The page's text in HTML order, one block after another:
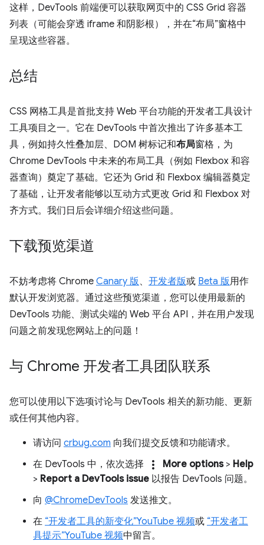
这样，DevTools 前端便可以获取网页中的 CSS Grid 容器
列表（可能会穿透 iframe 和阴影根），并在“布局”窗格中
呈现这些容器。
总结
CSS 网格工具是首批支持 Web 平台功能的开发者工具设计
工具项目之一。它在 DevTools 中首次推出了许多基本工
具，例如持久性叠加层、DOM 树标记和布局窗格，为
Chrome DevTools 中未来的布局工具（例如 Flexbox 和容
器查询）奠定了基础。它还为 Grid 和 Flexbox 编辑器奠定
了基础，让开发者能够以互动方式更改 Grid 和 Flexbox 对
齐方式。我们日后会详细介绍这些问题。
下载预览渠道
不妨考虑将 Chrome Canary 版、 开发者版或 Beta 版用作
默认开发浏览器。通过这些预览渠道，您可以使用最新的
DevTools 功能、测试尖端的 Web 平台 API，并在用户发现
问题之前发现您网站上的问题！
与 Chrome 开发者工具团队联系
您可以使用以下选项讨论与 DevTools 相关的新功能、更新
或任何其他内容。
请访问 crbug.com 向我们提交反馈和功能请求。
在 DevTools 中，依次选择
more_vert More options> Help
> Report a DevTools issue 以报告 DevTools 问题。
向 @ChromeDevTools 发送推文。
在 “开发者工具的新变化”YouTube 视频或 “开发者工
具提示”YouTube 视频中留言。